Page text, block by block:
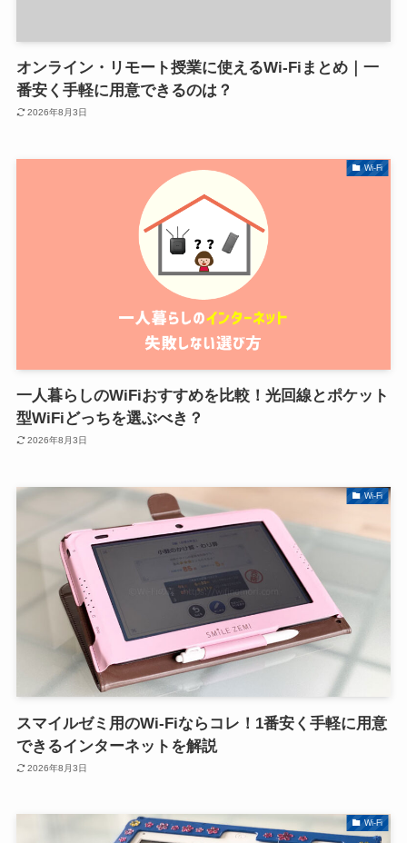
オンライン・リモート授業に使えるWi-Fiまとめ｜一
番安く手軽に用意できるのは？
2026年8月3日
Wi-Fi
一人暮らしのWiFiおすすめを比較！光回線とポケット
型WiFiどっちを選ぶべき？
2026年8月3日
Wi-Fi
スマイルゼミ用のWi-Fiならコレ！1番安く手軽に用意
できるインターネットを解説
2026年8月3日
Wi-Fi